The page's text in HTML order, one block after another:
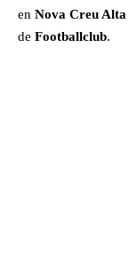
en Nova Creu Alta
de Footballclub.